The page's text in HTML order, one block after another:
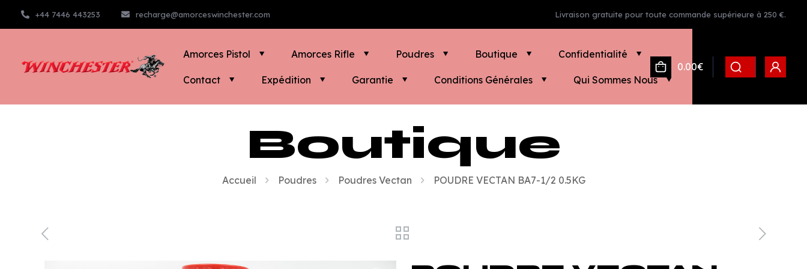
+44 7446 443253 recharge@amorceswinchester.com Livraison gratuite pour toute commande supérieure à 250 €.
Amorces Pistol Amorces Rifle Poudres Boutique Confidentialité
Contact Expédition Garantie Conditions Générales Qui Sommes Nous
0.00€
Boutique
Accueil Poudres Poudres Vectan POUDRE VECTAN BA7-1/2 0.5KG